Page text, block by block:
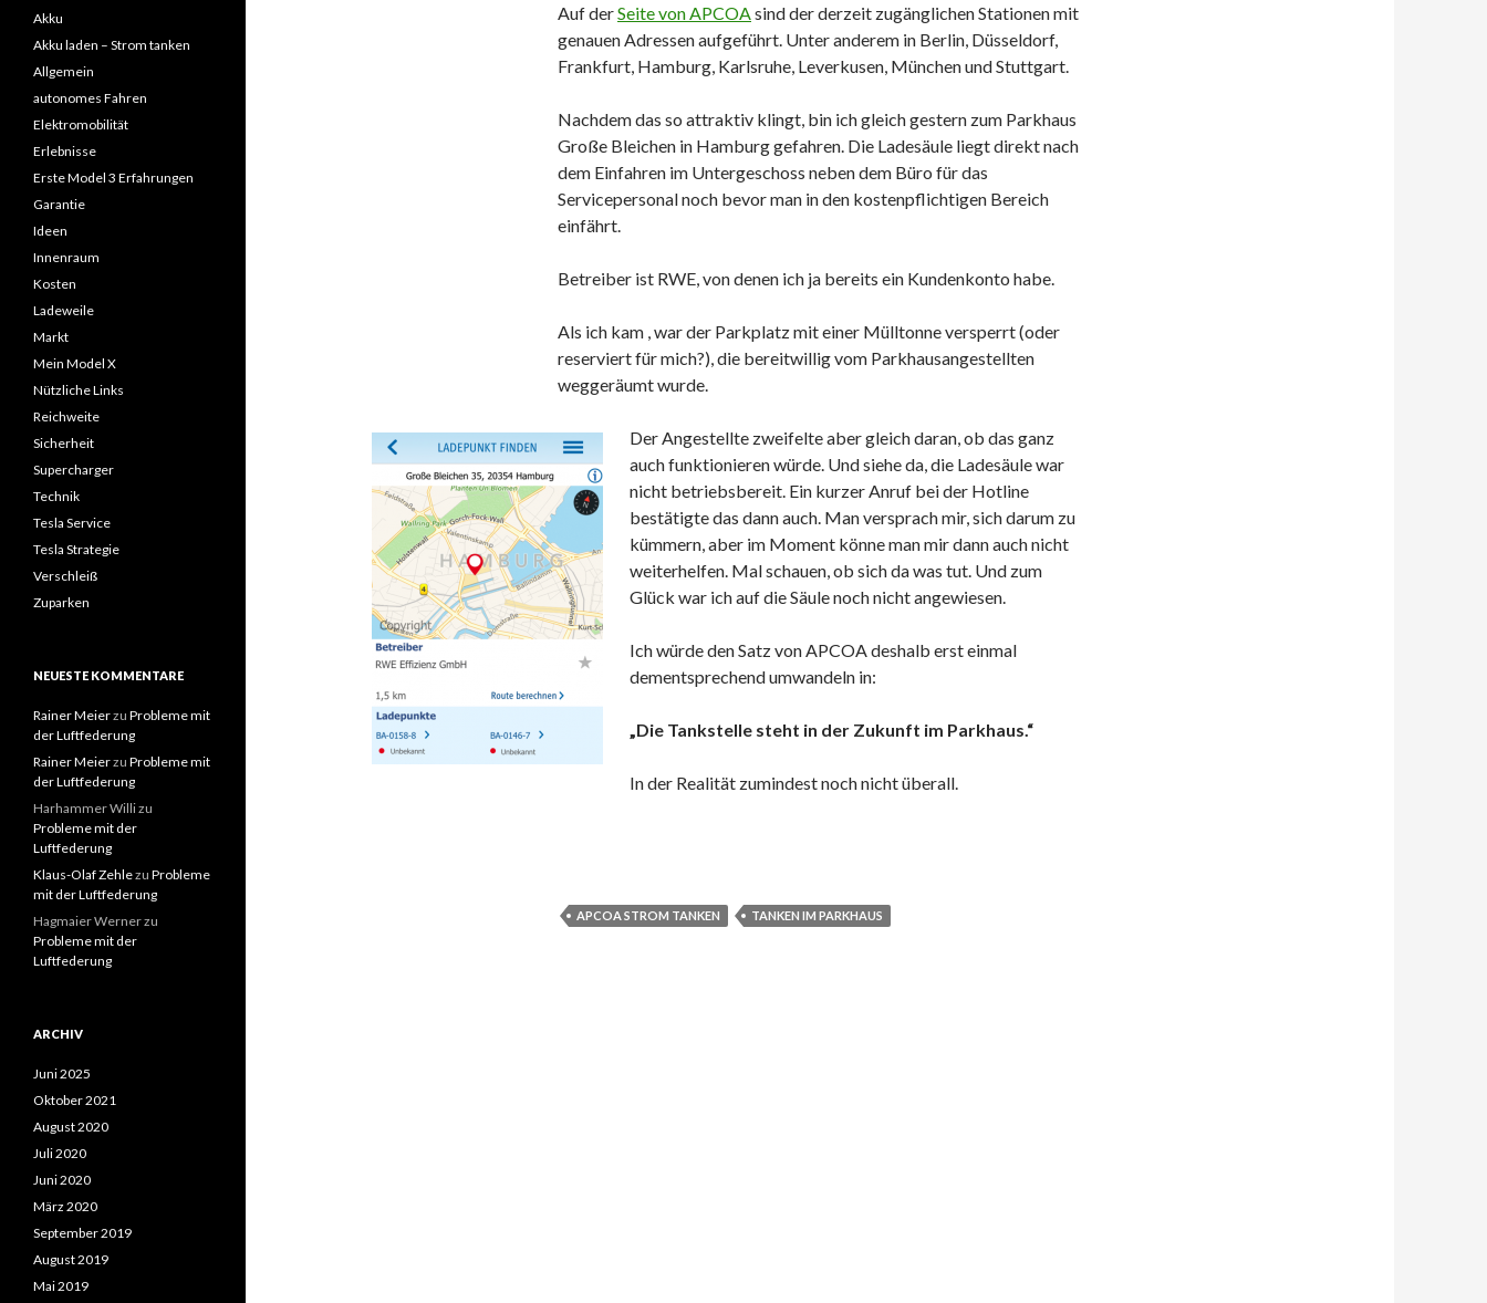
Auf derSeite von APCOA sind der derzeit zugänglichen Stationen mit
genauen Adressen aufgeführt. Unter anderem in Berlin, Düsseldorf,
Frankfurt, Hamburg, Karlsruhe, Leverkusen, München und Stuttgart.
Nachdem das so attraktiv klingt, bin ich gleich gestern zum Parkhaus
Große Bleichen in Hamburg gefahren. Die Ladesäule liegt direkt nach
dem Einfahren im Untergeschoss neben dem Büro für das
Servicepersonal noch bevor man in den kostenpflichtigen Bereich
einfährt.
Betreiber ist RWE, von denen ich ja bereits ein Kundenkonto habe.
Als ich kam , war der Parkplatz mit einer Mülltonne versperrt (oder
reserviert für mich?), die bereitwillig vom Parkhausangestellten
weggeräumt wurde.
Der Angestellte zweifelte aber gleich daran, ob das ganz
auch funktionieren würde. Und siehe da, die Ladesäule war
nicht betriebsbereit. Ein kurzer Anruf bei der Hotline
bestätigte das dann auch. Man versprach mir, sich darum zu
kümmern, aber im Moment könne man mir dann auch nicht
weiterhelfen. Mal schauen, ob sich da was tut. Und zum
Glück war ich auf die Säule noch nicht angewiesen.
Ich würde den Satz von APCOA deshalb erst einmal
dementsprechend umwandeln in:
„Die Tankstelle steht in der Zukunft im Parkhaus.“
In der Realität zumindest noch nicht überall.
APCOA STROM TANKEN TANKEN IM PARKHAUS
Akku
Akku laden – Strom tanken
Allgemein
autonomes Fahren
Elektromobilität
Erlebnisse
Erste Model 3 Erfahrungen
Garantie
Ideen
Innenraum
Kosten
Ladeweile
Markt
Mein Model X
Nützliche Links
Reichweite
Sicherheit
Supercharger
Technik
Tesla Service
Tesla Strategie
Verschleiß
Zuparken
NEUESTE KOMMENTARE
Rainer Meierzu Probleme mit
der Luftfederung
Rainer Meierzu Probleme mit
der Luftfederung
Harhammer Willizu
Probleme mit der
Luftfederung
Klaus-Olaf Zehlezu Probleme
mit der Luftfederung
Hagmaier Wernerzu
Probleme mit der
Luftfederung
ARCHIV
Juni 2025
Oktober 2021
August 2020
Juli 2020
Juni 2020
März 2020
September 2019
August 2019
Mai 2019